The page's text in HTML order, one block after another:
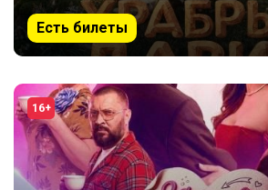
Есть билеты
16+